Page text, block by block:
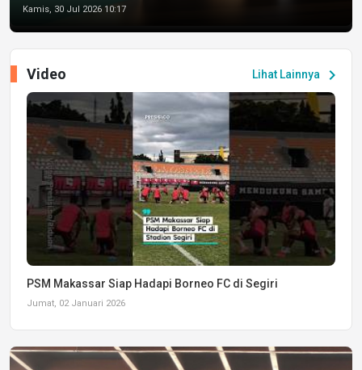
Kamis, 30 Jul 2026 10:17
Lihat Lainnya chevron_right
Video
PSM Makassar Siap Hadapi Borneo FC di Segiri
Jumat, 02 Januari 2026